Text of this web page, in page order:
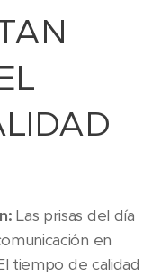
Las prisas del día
en
tiempo de calidad